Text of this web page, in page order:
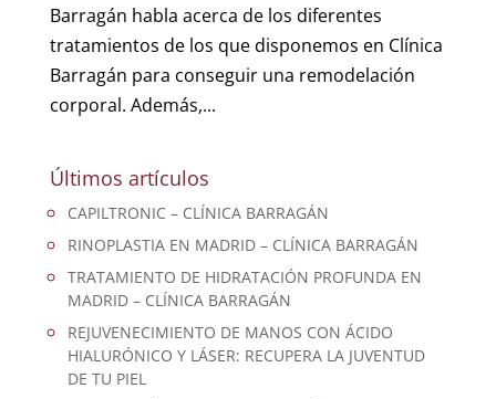
Barragán habla acerca de los diferentes
tratamientos de los que disponemos en Clínica
Barragán para conseguir una remodelación
corporal. Además,...
Últimos artículos
CAPILTRONIC – CLÍNICA BARRAGÁN
RINOPLASTIA EN MADRID – CLÍNICA BARRAGÁN
TRATAMIENTO DE HIDRATACIÓN PROFUNDA EN
MADRID – CLÍNICA BARRAGÁN
REJUVENECIMIENTO DE MANOS CON ÁCIDO
HIALURÓNICO Y LÁSER: RECUPERA LA JUVENTUD
DE TU PIEL